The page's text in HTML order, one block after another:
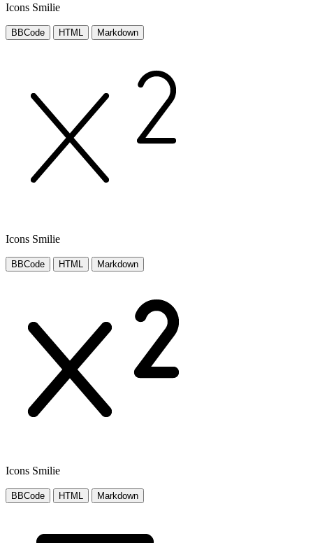
Icons Smilie
BBCode HTML Markdown
Icons Smilie
BBCode HTML Markdown
Icons Smilie
BBCode HTML Markdown